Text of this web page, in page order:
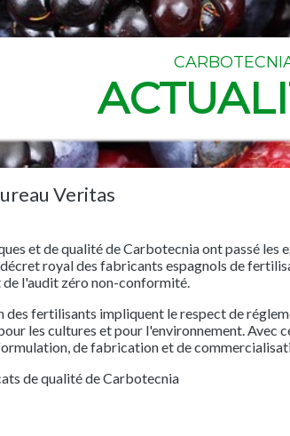
Veritas
et de qualité de Carbotecnia ont passé
royal des fabricants espagnols de
l'audit zéro non-conformité.
fertilisants impliquent le respect de
les cultures et pour l'environnement.
de fabrication et de
de qualité de Carbotecnia